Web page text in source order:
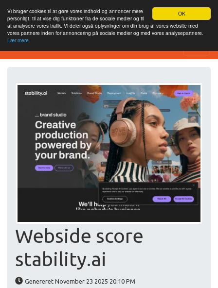
OK
Vi bruger cookies til at gøre vores indhold og annoncer mere
personligt, til at vise dig funktioner fra de sociale medier og til
at analysere vores trafik. Vi deler også oplysninger om din brug af vores website med
vores partnere inden for annoncering på sociale medier og med vores analysepartnere.
Lær mere
Værktøj til webstedsanalyse
Webside score
stability.ai
Genereret November 23 2025 20:10 PM